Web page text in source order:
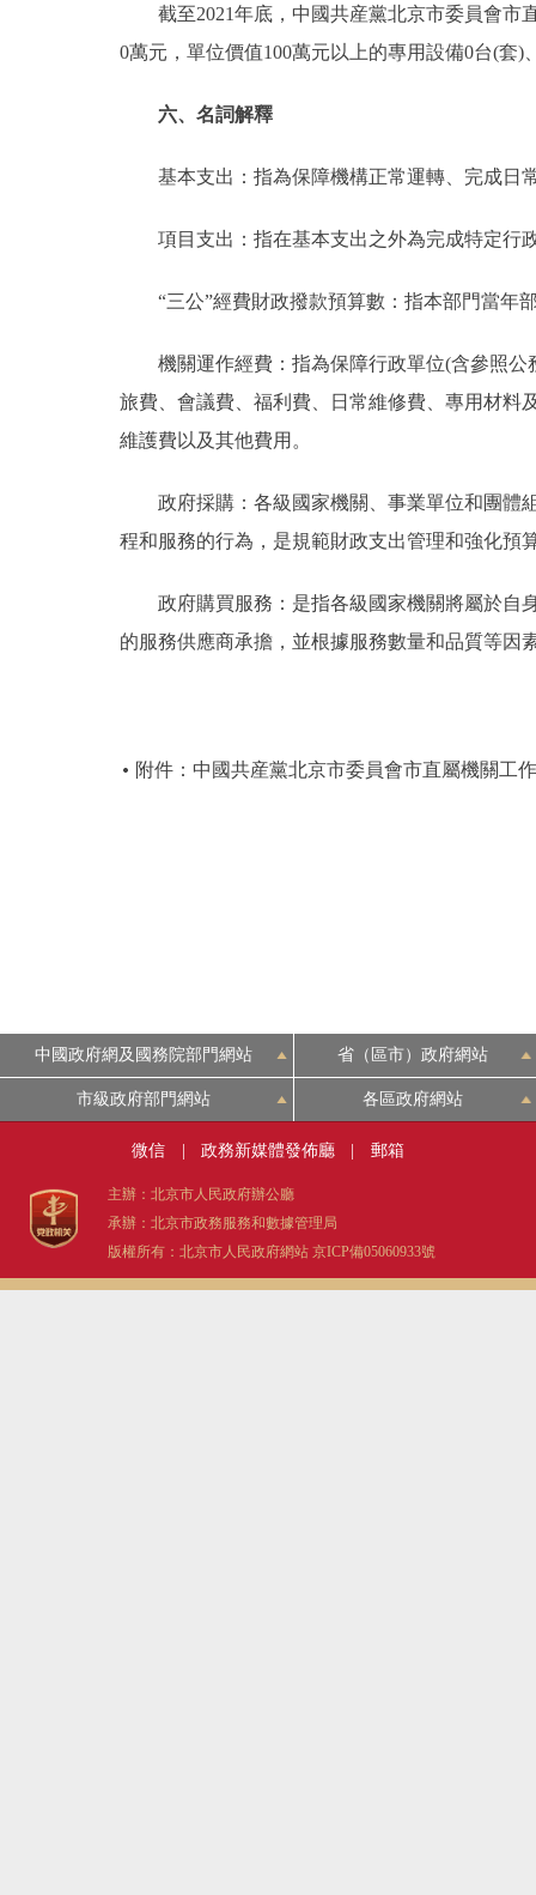
截至2021年底，中國共産黨北京市委員會市直
0萬元，單位價值100萬元以上的專用設備0台(套)
六、名詞解釋
基本支出：指為保障機構正常運轉、完成日
項目支出：指在基本支出之外為完成特定行
“三公”經費財政撥款預算數：指本部門當年部
機關運作經費：指為保障行政單位(含參照公
旅費、會議費、福利費、日常維修費、專用材料
維護費以及其他費用。
政府採購：各級國家機關、事業單位和團體組
程和服務的行為，是規範財政支出管理和強化預
政府購買服務：是指各級國家機關將屬於自身
的服務供應商承擔，並根據服務數量和品質等因
附件：中國共産黨北京市委員會市直屬機關工
中國政府網及國務院部門網站 省（區市）政府網站
市級政府部門網站 各區政府網站
微信 政務新媒體發佈廳 郵箱
主辦：北京市人民政府辦公廳
承辦：北京市政務服務和數據管理局
版權所有：北京市人民政府網站 京ICP備05060933號